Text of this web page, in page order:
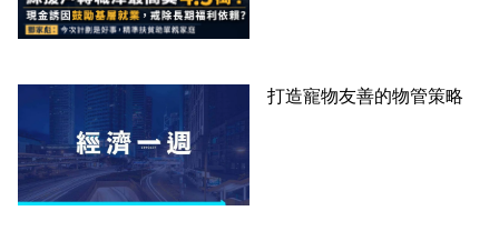
打造寵物友善的物管策略